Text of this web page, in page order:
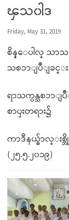
ၾသ၀ါဒ
Friday, May 31, 2019
စိန္ေပါလ္ သာ
သစၥာျပဳျခင္း
ရာသက္ပန္သစၥာ
စာၦးတရား၌
ကာဒီနယ္ခ်ာလ္း
(၂၅.၅.၂၀၁၉)